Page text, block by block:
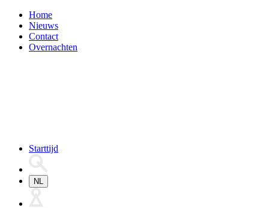
Home
Nieuws
Contact
Overnachten
Starttijd
NL